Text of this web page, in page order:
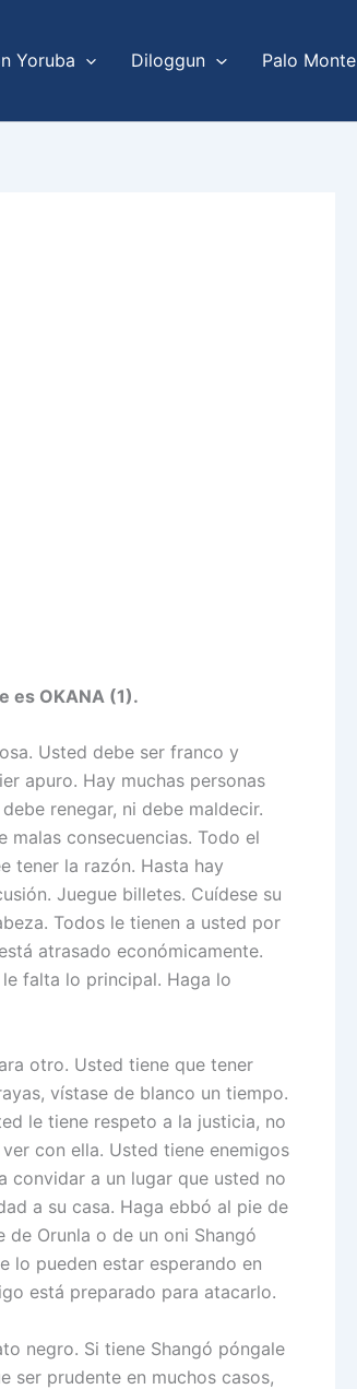
Yoruba Diloggun Palo Monte
es OKANA (1).
Usted debe ser franco y
apuro. Hay muchas personas
renegar, ni debe maldecir.
consecuencias. Todo el
tener la razón. Hasta hay
Juegue billetes. Cuídese su
Todos le tienen a usted por
atrasado económicamente.
falta lo principal. Haga lo
otro. Usted tiene que tener
vístase de blanco un tiempo.
le tiene respeto a la justicia, no
con ella. Usted tiene enemigos
convidar a un lugar que usted no
a su casa. Haga ebbó al pie de
de Orunla o de un oni Shangó
lo pueden estar esperando en
está preparado para atacarlo.
negro. Si tiene Shangó póngale
ser prudente en muchos casos,